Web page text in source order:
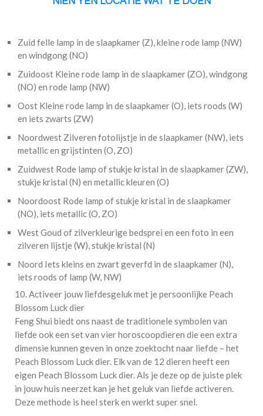
Zuid felle lamp in de slaapkamer (Z), kleine rode lamp (NW)
en windgong (NO)
Zuidoost Kleine rode lamp in de slaapkamer (ZO), windgong
(NO) en rode lamp (NW)
Oost Kleine rode lamp in de slaapkamer (O), iets roods (W)
en iets zwarts (ZW)
Noordwest Zilveren fotolijstje in de slaapkamer (NW), iets
metallic en grijstinten (O, ZO)
Zuidwest Rode lamp of stukje kristal in de slaapkamer (ZW),
stukje kristal (N) en metallic kleuren (O)
Noordoost Rode lamp of stukje kristal in de slaapkamer
(NO), iets metallic (O, ZO)
West Goud of zilverkleurige bedsprei en een foto in een
zilveren lijstje (W), stukje kristal (N)
Noord Iets kleins en zwart geverfd in de slaapkamer (N),
iets roods of lamp (W, NW)
10. Activeer jouw liefdesgeluk met je persoonlijke Peach
Blossom Luck dier
Feng Shui biedt ons naast de traditionele symbolen van
liefde ook een set van vier horoscoopdieren die een extra
dimensie kunnen geven in onze zoektocht naar liefde – het
Peach Blossom Luck dier. Elk van de 12 dieren heeft een
eigen Peach Blossom Luck dier. Als je deze op de juiste plek
in jouw huis neerzet kan je het geluk van liefde activeren.
Deze methode is heel sterk en werkt super snel.